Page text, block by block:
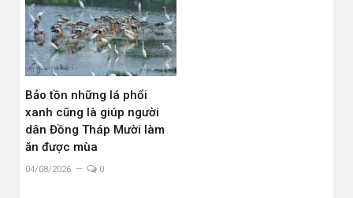
Bảo tồn những lá phổi
xanh cũng là giúp người
dân Đồng Tháp Mười làm
ăn được mùa
04/08/2026 0